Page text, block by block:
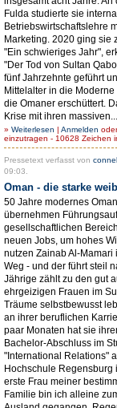
Fulda studierte sie
Betriebswirtschaftslehre
Marketing. 2020 ging sie
"Ein schwieriges Jahr",
"Der Tod von Sultan
fünf Jahrzehnte geführt
Mittelalter in die
die Omaner erschüttert.
Krise mit ihren massiven...
» Weiterlesen | Anmelden
einzutragen - 10628 Zeichen
Pressetext verfasst von
09:03.
Oman - die starke
50 Jahre modernes
übernehmen
gesellschaftlichen
neuen Jobs, um hohes
nutzen Zainab Al-Mamari
Weg - und der führt steil
Jährige zählt zu den gut
ehrgeizigen Frauen im
Träume selbstbewusst
an ihrer beruflichen
paar Monaten hat sie
Bachelor-Abschluss im
"International Relations"
Hochschule Regensburg
erste Frau meiner
Familie bin ich alleine